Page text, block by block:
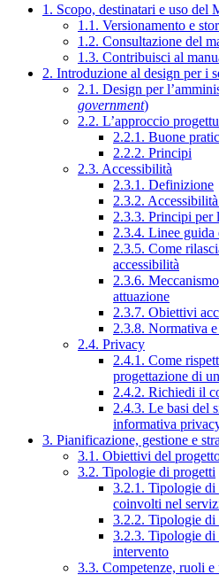
1. Scopo, destinatari e uso del
1.1. Versionamento e
1.2. Consultazione del
1.3. Contribuisci al
2. Introduzione al design per i
2.1. Design per
government)
2.2. L’approccio
2.2.1. Buone
2.2.2. Principi
2.3. Accessibilità
2.3.1. Definizione
2.3.2.
2.3.3. Principi per
2.3.4. Linee guida
2.3.5. Come
accessibilità
2.3.6.
attuazione
2.3.7. Obiettivi
2.3.8. Normativa
2.4. Privacy
2.4.1. Come
progettazione di
2.4.2. Richiedi il
2.4.3. Le basi del
informativa
3. Pianificazione, gestione e
3.1. Obiettivi del
3.2. Tipologie di progetti
3.2.1. Tipologie di
coinvolti nel
3.2.2. Tipologie di
3.2.3. Tipologie di
intervento
3.3. Competenze, ruoli